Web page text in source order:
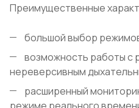
Преимущественные
большой выбор
возможность работы с
нереверсивным
расширенный